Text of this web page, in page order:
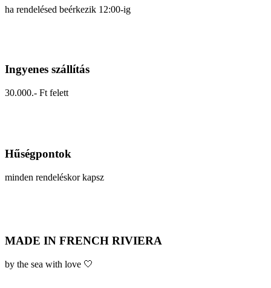
ha rendelésed beérkezik 12:00-ig
Ingyenes szállítás
30.000.- Ft felett
Hűségpontok
minden rendeléskor kapsz
MADE IN FRENCH RIVIERA
by the sea with love 🤍